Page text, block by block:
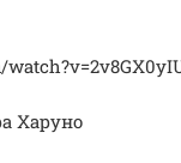
Харуно